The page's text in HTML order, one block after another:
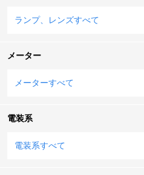
ランプ、レンズすべて
メーター
メーターすべて
電装系
電装系すべて